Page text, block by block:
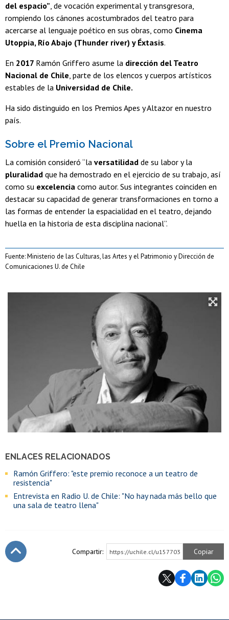
ENLACES RELACIONADOS
Ramón Griffero: "este premio reconoce a un teatro de
resistencia"
Entrevista en Radio U. de Chile: "No hay nada más bello que
una sala de teatro llena"
del espacio”, de vocación experimental y transgresora,
rompiendo los cánones acostumbrados del teatro para
acercarse al lenguaje poético en sus obras, como Cinema
Utoppia, Río Abajo (Thunder river) y Éxtasis.
En 2017 Ramón Griffero asume la dirección del Teatro
Nacional de Chile, parte de los elencos y cuerpos artísticos
estables de la Universidad de Chile.
Ha sido distinguido en los Premios Apes y Altazor en nuestro
país.
Sobre el Premio Nacional
La comisión consideró “la versatilidad de su labor y la
pluralidad que ha demostrado en el ejercicio de su trabajo, así
como su excelencia como autor. Sus integrantes coinciden en
destacar su capacidad de generar transformaciones en torno a
las formas de entender la espacialidad en el teatro, dejando
huella en la historia de esta disciplina nacional”.
Fuente: Ministerio de las Culturas, las Artes y el Patrimonio y Dirección de
Comunicaciones U. de Chile
Compartir: https://uchile.cl/u157703 Copiar